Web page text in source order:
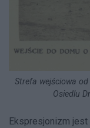
Strefa wejściowa
Osiedlu
Ekspresjonizm